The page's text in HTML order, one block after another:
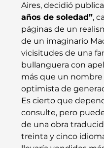
Aires, decidió
años de soledad”,
páginas de un
de un imaginario
vicisitudes de una
bullanguera con
más que un
optimista de
Es cierto que
consulte, pero
de una obra
treinta y cinco